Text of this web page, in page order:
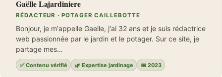
Gaëlle Lajardiniere
RÉDACTEUR · POTAGER CAILLEBOTTE
Bonjour, je m'appelle Gaelle, j'ai 32 ans et je suis rédactrice
web passionnée par le jardin et le potager. Sur ce site, je
partage mes…
✅ Contenu vérifié 🌿 Expertise jardinage 📅 2023